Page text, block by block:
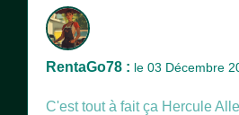
RentaGo78 : le 03 Décembre
C'est tout à fait ça Hercule